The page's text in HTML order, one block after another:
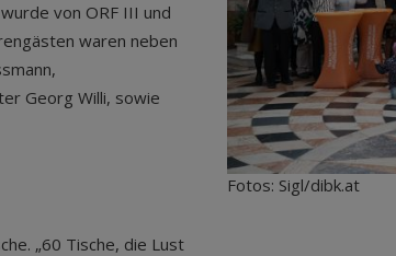
von ORF III und
waren neben
Georg Willi, sowie
„60 Tische, die Lust
Fotos: Sigl/dibk.at